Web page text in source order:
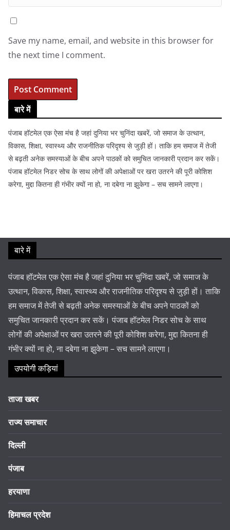
Save my name, email, and website in this browser for
the next time I comment.
बारे में
पंजाब हॉटमेल एक ऐसा मंच है जहां दुनिया भर चुनिंदा खबरें, जो समाज के उत्थान,
विकास, शिक्षा, स्वास्थ्य और राजनीतिक परिदृश्य से जुड़ी हों। ताकि हम समाज में तेजी
से बढ़ती अनेक समस्याओं के बीच अपने पाठकों को समुचित जानकारी प्रदान कर सकें।
पंजाब हॉटमेल निडर सोच के साथ लोगों की अपेक्षाओं पर खरा उतरने की पूरी कोशिश
करेगा, मुद्दा कितना ही गंभीर क्यों ना हो, ना दबेगा ना झुकेगा – सच सामने लाएगा।
बारे में
पंजाब हॉटमेल एक ऐसा मंच है जहां दुनिया भर चुनिंदा खबरें, जो समाज के
उत्थान, विकास, शिक्षा, स्वास्थ्य और राजनीतिक परिदृश्य से जुड़ी हों। ताकि
हम समाज में तेजी से बढ़ती अनेक समस्याओं के बीच अपने पाठकों को
समुचित जानकारी प्रदान कर सकें। पंजाब हॉटमेल निडर सोच के साथ
लोगों की अपेक्षाओं पर खरा उतरने की पूरी कोशिश करेगा, मुद्दा कितना ही
गंभीर क्यों ना हो, ना दबेगा ना झुकेगा – सच सामने लाएगा।
उपयोगी कड़ियां
ताजा खबर
राज्य समाचार
दिल्ली
पंजाब
हरयाणा
हिमाचल प्रदेश